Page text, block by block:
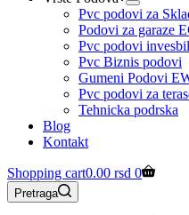
Pvc podovi za
Podovi za garaze
Pvc podovi
Pvc Biznis podovi
Gumeni Podovi
Pvc podovi za
Tehnicka podrska
Blog
Kontakt
Shopping cart0.00 rsd 0
Pretraga